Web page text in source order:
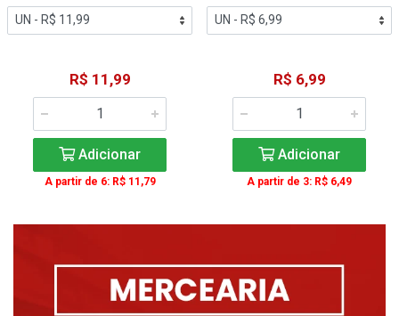
R$ 11,99
Adicionar
A partir de 6: R$ 11,79
R$ 6,99
Adicionar
A partir de 3: R$ 6,49